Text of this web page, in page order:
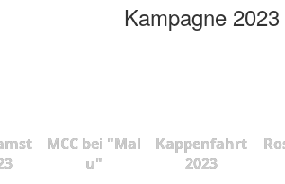
Kampagne 2023
MCC bei "Mal
u"
Kappenfahrt
2023